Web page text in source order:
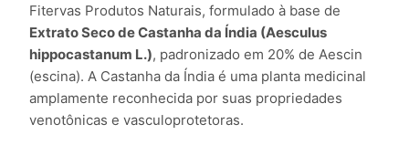
Fitervas Produtos Naturais, formulado à base de
Extrato Seco de Castanha da Índia (Aesculus
hippocastanum L.), padronizado em 20% de Aescin
(escina). A Castanha da Índia é uma planta medicinal
amplamente reconhecida por suas propriedades
venotônicas e vasculoprotetoras.